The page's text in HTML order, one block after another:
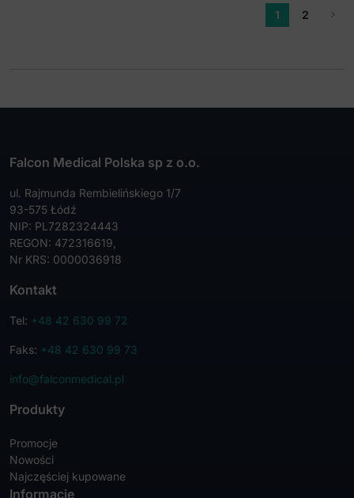
1 2
Falcon Medical Polska sp z o.o.
ul. Rajmunda Rembielińskiego 1/7
93-575 Łódź
NIP: PL7282324443
REGON: 472316619,
Nr KRS: 0000036918
Kontakt
Tel: +48 42 630 99 72
Faks: +48 42 630 99 73
info@falconmedical.pl
Produkty
Promocje
Nowości
Najczęściej kupowane
Informacje